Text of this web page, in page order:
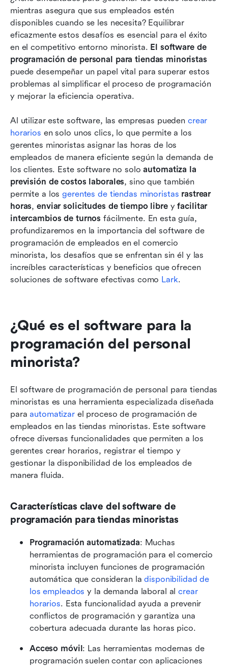
mientras asegura que sus empleados estén
disponibles cuando se les necesita? Equilibrar
eficazmente estos desafíos es esencial para el éxito
en el competitivo entorno minorista. El software de
programación de personal para tiendas minoristas
puede desempeñar un papel vital para superar estos
problemas al simplificar el proceso de programación
y mejorar la eficiencia operativa.
Al utilizar este software, las empresas pueden crear
horarios en solo unos clics, lo que permite a los
gerentes minoristas asignar las horas de los
empleados de manera eficiente según la demanda de
los clientes. Este software no solo automatiza la
previsión de costos laborales, sino que también
permite a los gerentes de tiendas minoristas rastrear
horas, enviar solicitudes de tiempo libre y facilitar
intercambios de turnos fácilmente. En esta guía,
profundizaremos en la importancia del software de
programación de empleados en el comercio
minorista, los desafíos que se enfrentan sin él y las
increíbles características y beneficios que ofrecen
soluciones de software efectivas como Lark.
¿Qué es el software para la
programación del personal
minorista?
El software de programación de personal para tiendas
minoristas es una herramienta especializada diseñada
para automatizar el proceso de programación de
empleados en las tiendas minoristas. Este software
ofrece diversas funcionalidades que permiten a los
gerentes crear horarios, registrar el tiempo y
gestionar la disponibilidad de los empleados de
manera fluida.
Características clave del software de
programación para tiendas minoristas
Programación automatizada: Muchas
herramientas de programación para el comercio
minorista incluyen funciones de programación
automática que consideran la disponibilidad de
los empleados y la demanda laboral al crear
horarios. Esta funcionalidad ayuda a prevenir
conflictos de programación y garantiza una
cobertura adecuada durante las horas pico.
Acceso móvil: Las herramientas modernas de
programación suelen contar con aplicaciones
Las 9 mejores soluciones de software para la
programación del personal minorista
Guía paso a paso para adoptar software de
programación
Elegir el software adecuado para la
programación del personal minorista
Conclusión
Preguntas frecuentes
Lectura relacionada